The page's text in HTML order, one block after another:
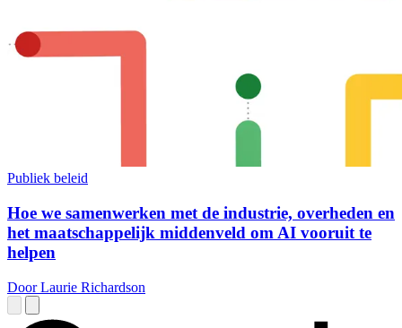
Publiek beleid
Hoe we samenwerken met de industrie, overheden en
het maatschappelijk middenveld om AI vooruit te
helpen
Door Laurie Richardson